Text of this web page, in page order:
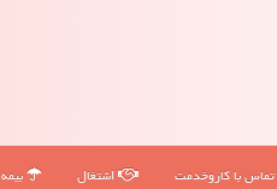
تماس با كاروخدمت اشتغال بیمه